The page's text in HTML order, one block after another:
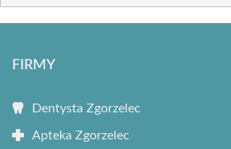
FIRMY
Dentysta Zgorzelec
Apteka Zgorzelec